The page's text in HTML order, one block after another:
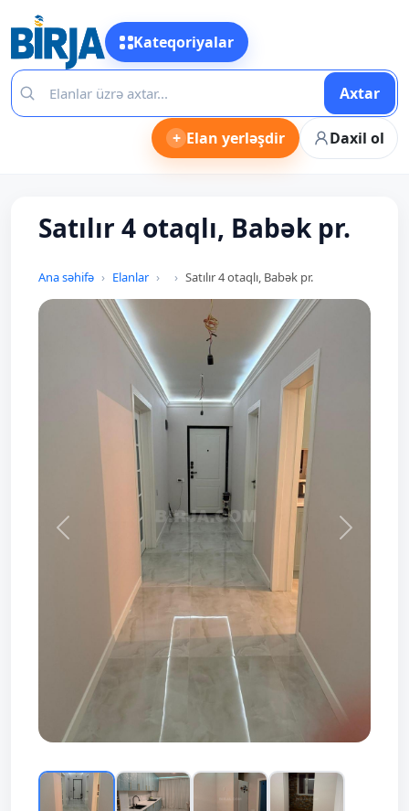
Kateqoriyalar
Axtar
+ Elan yerləşdir Daxil ol
Satılır 4 otaqlı, Babək pr.
Ana səhifə Elanlar Satılır 4 otaqlı, Babək pr.
Prev Next